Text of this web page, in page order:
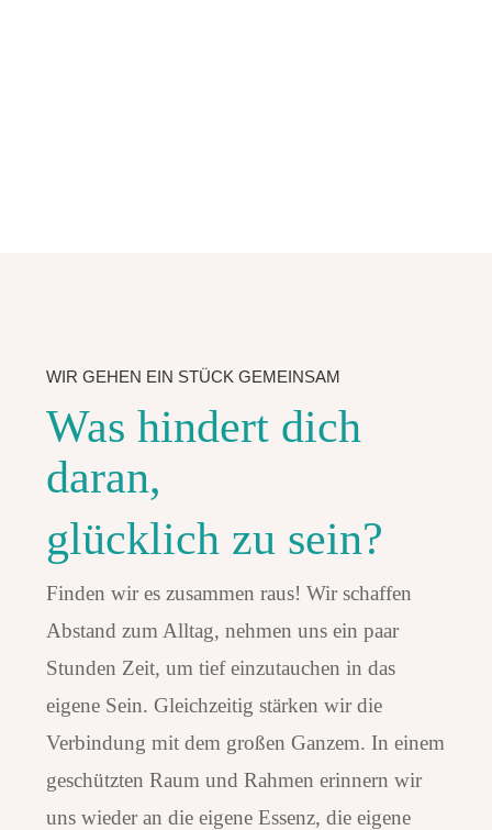
WIR GEHEN EIN STÜCK GEMEINSAM
Was hindert dich
daran,
glücklich zu sein?
Finden wir es zusammen raus! Wir schaffen
Abstand zum Alltag, nehmen uns ein paar
Stunden Zeit, um tief einzutauchen in das
eigene Sein. Gleichzeitig stärken wir die
Verbindung mit dem großen Ganzem. In einem
geschützten Raum und Rahmen erinnern wir
uns wieder an die eigene Essenz, die eigene